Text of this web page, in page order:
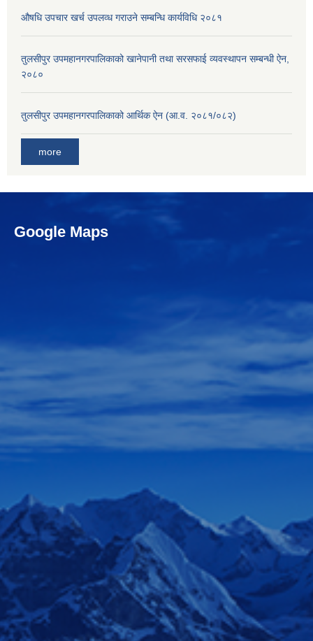
औषधि उपचार खर्च उपलव्ध गराउने सम्बन्धि कार्यविधि २०८१
तुलसीपुर उपमहानगरपालिकाको खानेपानी तथा सरसफाई व्यवस्थापन सम्बन्धी ऐन,
२०८०
तुलसीपुर उपमहानगरपालिकाको आर्थिक ऐन (आ.व. २०८१/०८२)
more
Google Maps